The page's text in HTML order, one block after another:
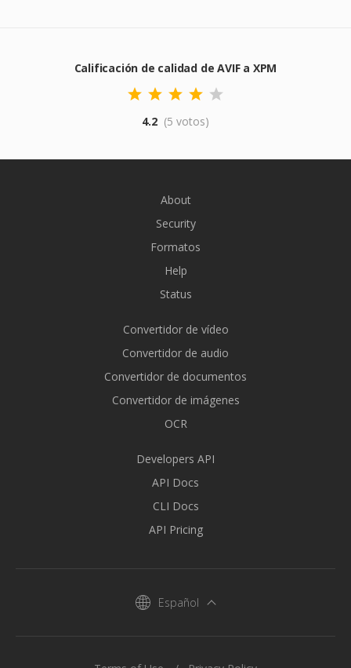
Calificación de calidad de AVIF a XPM
4.2 (5 votos)
About
Security
Formatos
Help
Status
Convertidor de vídeo
Convertidor de audio
Convertidor de documentos
Convertidor de imágenes
OCR
Developers API
API Docs
CLI Docs
API Pricing
Español